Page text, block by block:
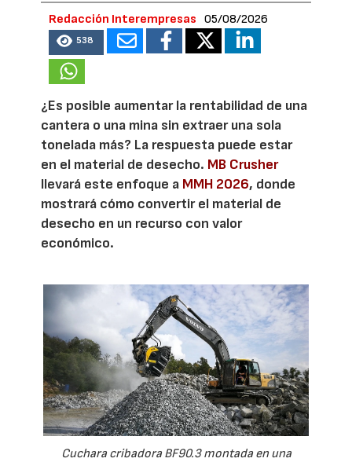
Redacción Interempresas 05/08/2026
538
¿Es posible aumentar la rentabilidad de una
cantera o una mina sin extraer una sola
tonelada más? La respuesta puede estar
en el material de desecho. MB Crusher
llevará este enfoque a MMH 2026, donde
mostrará cómo convertir el material de
desecho en un recurso con valor
económico.
Cuchara cribadora BF90.3 montada en una